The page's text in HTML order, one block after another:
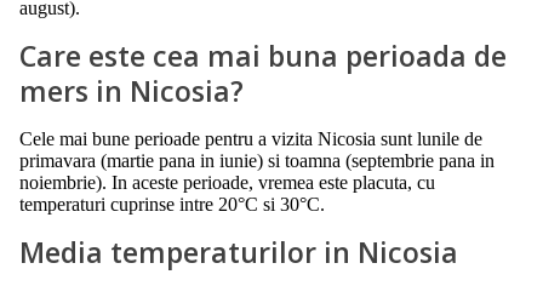
august).
Care este cea mai buna perioada de
mers in Nicosia?
Cele mai bune perioade pentru a vizita Nicosia sunt lunile de
primavara (martie pana in iunie) si toamna (septembrie pana in
noiembrie). In aceste perioade, vremea este placuta, cu
temperaturi cuprinse intre 20°C si 30°C.
Media temperaturilor in Nicosia